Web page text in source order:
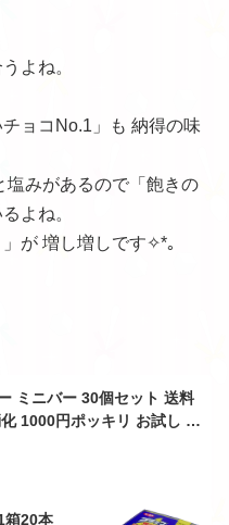
よね。
ョコNo.1」も 納得の味
塩みがあるので「飽きの
よね。
が 増し増しです✧*｡
ミニバー 30個セット 送料
1000円ポッキリ お試し バ
箱20本